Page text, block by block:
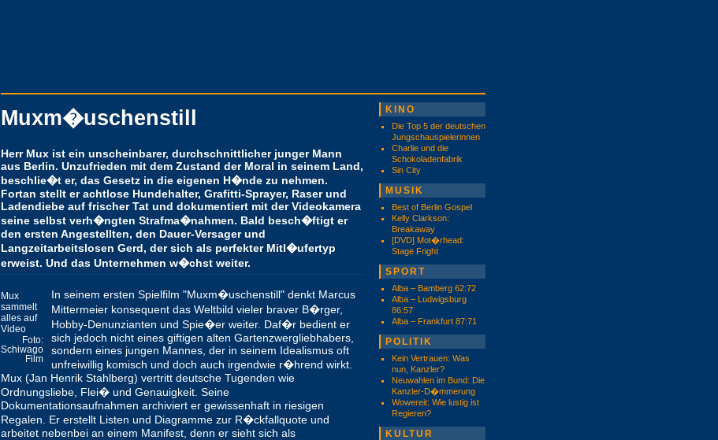
Muxm�uschenstill
Herr Mux ist ein unscheinbarer, durchschnittlicher junger Mann
aus Berlin. Unzufrieden mit dem Zustand der Moral in seinem Land,
beschlie�t er, das Gesetz in die eigenen H�nde zu nehmen.
Fortan stellt er achtlose Hundehalter, Grafitti-Sprayer, Raser und
Ladendiebe auf frischer Tat und dokumentiert mit der Videokamera
seine selbst verh�ngten Strafma�nahmen. Bald besch�ftigt er
den ersten Angestellten, den Dauer-Versager und
Langzeitarbeitslosen Gerd, der sich als perfekter Mitl�ufertyp
erweist. Und das Unternehmen w�chst weiter.
Mux
sammelt
alles auf
Video
Foto:
Schiwago
Film
In seinem ersten Spielfilm "Muxm�uschenstill" denkt Marcus
Mittermeier konsequent das Weltbild vieler braver B�rger,
Hobby-Denunzianten und Spie�er weiter. Daf�r bedient er
sich jedoch nicht eines giftigen alten Gartenzwergliebhabers,
sondern eines jungen Mannes, der in seinem Idealismus oft
unfreiwillig komisch und doch auch irgendwie r�hrend wirkt.
Mux (Jan Henrik Stahlberg) vertritt deutsche Tugenden wie
Ordnungsliebe, Flei� und Genauigkeit. Seine
Dokumentationsaufnahmen archiviert er gewissenhaft in riesigen
Regalen. Er erstellt Listen und Diagramme zur R�ckfallquote und
arbeitet nebenbei an einem Manifest, denn er sieht sich als
KINO
Die Top 5 der deutschen
Jungschauspielerinnen
Charlie und die
Schokoladenfabrik
Sin City
MUSIK
Best of Berlin Gospel
Kelly Clarkson:
Breakaway
[DVD] Mot�rhead:
Stage Fright
SPORT
Alba – Bamberg 62:72
Alba – Ludwigsburg
86:57
Alba – Frankfurt 87:71
POLITIK
Kein Vertrauen: Was
nun, Kanzler?
Neuwahlen im Bund: Die
Kanzler-D�mmerung
Wowereit: Wie lustig ist
Regieren?
KULTUR